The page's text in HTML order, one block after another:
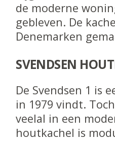
de moderne
gebleven. De
Denemarken
SVENDSEN
De Svendsen 1 is
in 1979 vindt.
veelal in een
houtkachel is